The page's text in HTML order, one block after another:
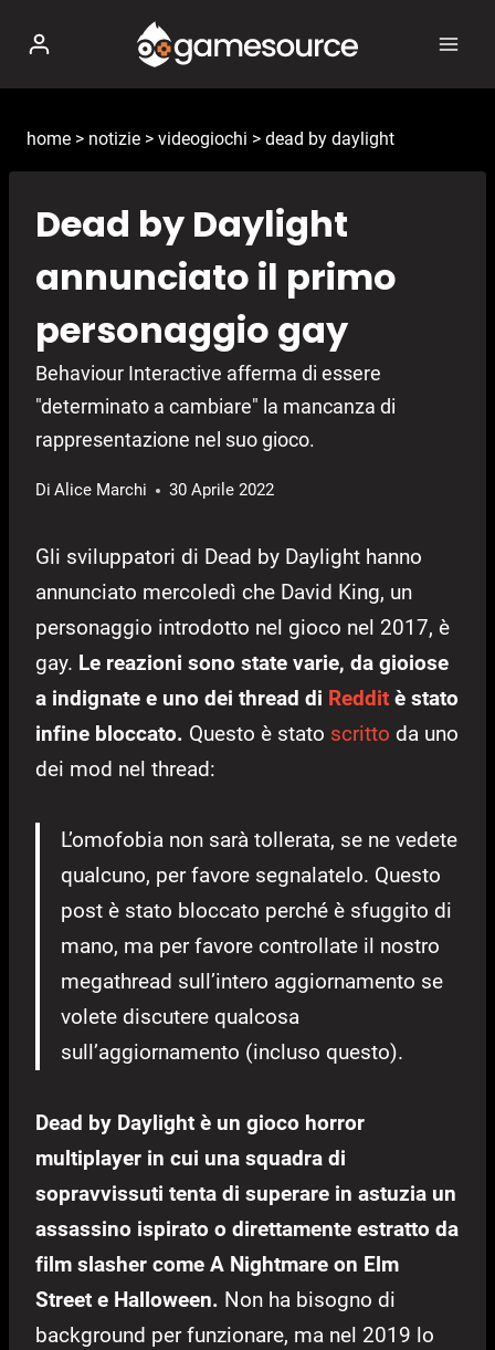
contenuto
home > notizie > videogiochi > dead by daylight
Dead by Daylight
annunciato il primo
personaggio gay
Behaviour Interactive afferma di essere
"determinato a cambiare" la mancanza di
rappresentazione nel suo gioco.
Di Alice Marchi 30 Aprile 2022
Gli sviluppatori di Dead by Daylight hanno
annunciato mercoledì che David King, un
personaggio introdotto nel gioco nel 2017, è
gay. Le reazioni sono state varie, da gioiose
a indignate e uno dei thread di Reddit è stato
infine bloccato. Questo è stato scritto da uno
dei mod nel thread:
L’omofobia non sarà tollerata, se ne vedete
qualcuno, per favore segnalatelo. Questo
post è stato bloccato perché è sfuggito di
mano, ma per favore controllate il nostro
megathread sull’intero aggiornamento se
volete discutere qualcosa
sull’aggiornamento (incluso questo).
Dead by Daylight è un gioco horror
multiplayer in cui una squadra di
sopravvissuti tenta di superare in astuzia un
assassino ispirato o direttamente estratto da
film slasher come A Nightmare on Elm
Street e Halloween. Non ha bisogno di
background per funzionare, ma nel 2019 lo